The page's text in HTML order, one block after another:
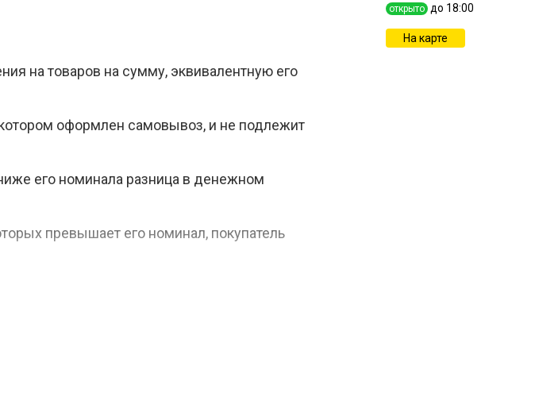
на товаров на сумму, эквивалентную его
оформлен самовывоз, и не подлежит
его номинала разница в денежном
превышает его номинал, покупатель
открыто до 18:00
На карте